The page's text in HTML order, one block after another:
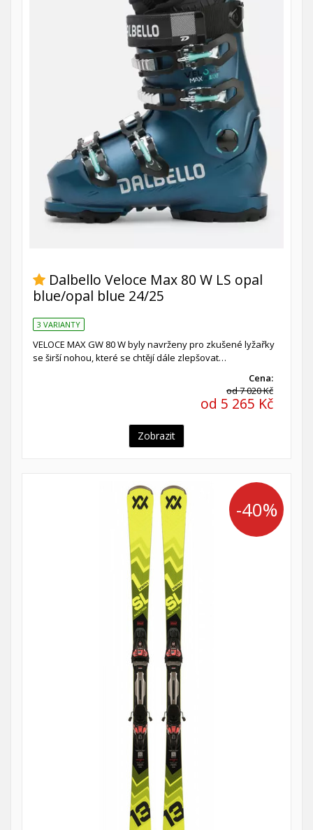
Dalbello Veloce Max 80 W LS opal
blue/opal blue 24/25
3 VARIANTY
VELOCE MAX GW 80 W byly navrženy pro zkušené lyžařky
se širší nohou, které se chtějí dále zlepšovat…
Cena:
od 7 020 Kč
od 5 265 Kč
Zobrazit
-40%